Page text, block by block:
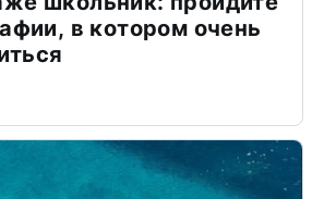
в котором очень